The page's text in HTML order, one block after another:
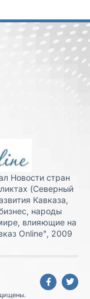
Новости стран
(Северный
Кавказа,
народы
влияющие на
Online", 2009